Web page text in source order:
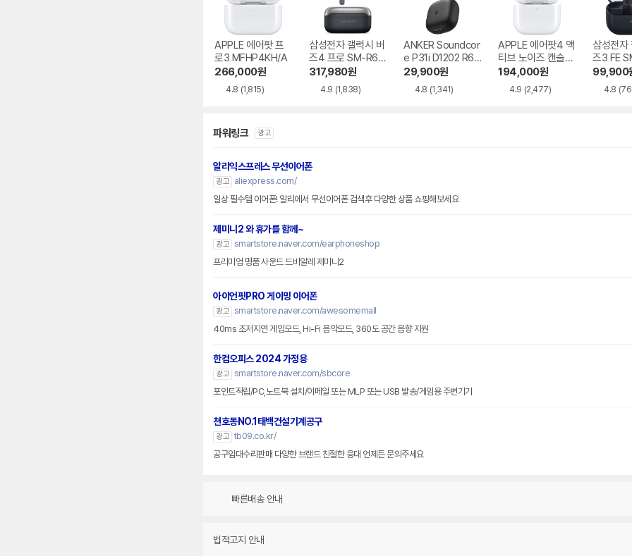
APPLE 에어팟 프
로3 MFHP4KH/A
266,000원
4.8 (1,815)
삼성전자 갤럭시 버
즈4 프로 SM-R64
0
317,980원
4.9 (1,838)
ANKER Soundcor
e P31i D1202 R60
i NC
29,900원
4.8 (1,341)
APPLE 에어팟4 액
티브 노이즈 캔슬링
MXP93KH/A
194,000원
4.9 (2,477)
삼성전자
즈3 FE
99,900
4.8
파워링크 광고
알리익스프레스 무선이어폰
광고
aliexpress.com/
일상 필수템 이어폰! 알리에서 무선이어폰 검색후 다양한 상품 쇼핑해보세요
제미니2 와 휴가를 함께~
광고 smartstore.naver.com/earphoneshop
프리미엄 명품 사운드 드비알레 제미니2
아이언핏PRO 게이밍 이어폰
광고 smartstore.naver.com/awesomemall
40ms 초저지연 게임모드, Hi-Fi 음악모드, 360도 공간 음향 지원
한컴오피스 2024 가정용
광고 smartstore.naver.com/sbcore
포인트적립/PC,노트북 설치/이메일 또는 MLP 또는 USB 발송/게임용 주변기기
천호동NO.1태백건설기계공구
광고 tb09.co.kr/
공구임대수리판매 다양한 브랜드 친절한 응대 언제든 문의주세요
빠른배송 안내
법적고지 안내